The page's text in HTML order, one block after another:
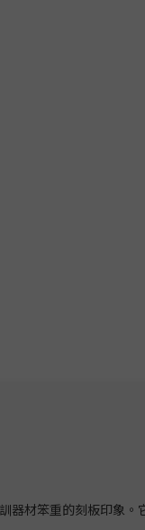
材笨重的刻板印象。